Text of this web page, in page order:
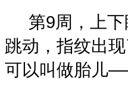
第9周，上下
跳动，指纹出
可以叫做胎儿